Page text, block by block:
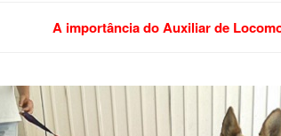
A importância do Auxiliar de